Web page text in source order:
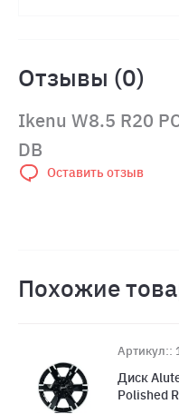
Отзывы (0)
Ikenu W8.5 R20
DB
Оставить отзыв
Похожие
Артикул::
Диск
Polished